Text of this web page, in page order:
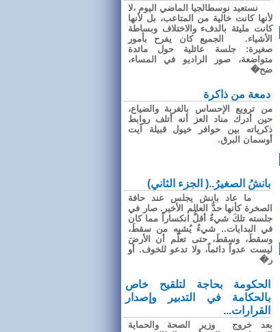
نستعيد نوسطالجيا الماضي اليوم ،لا
لأنها كانت خالية من المتاعب، بل لأنها
كانت مليئة بالدفء والاختلاف وبساطة
الأشياء. الجميع كان يفرح بأمور
صغيرة: جلسة عائلية حول مائدة
متواضعة، صور الراديو في المساء،
ضح�
دمعة من ذاكرة
من ترويع الإحساس بالغربة والضياع،
حين أدرك مناد العز أنه أتلف روابط
ذكرياته بين حوافر خيول قبيلة آيت
أوسمان البرق.
بانشُ الصغيرُ..( الجزء الثاني)
ما عاد بانش يجلس عند حافة
الصخرة كأنها حدُّ العالم الأخير. صار في
جلسته تلكَ شيءٌ أقلُّ انكساراً مما كان
في البدايات.. شيءٌ يُشبِه من سقطَ،
وسقطَ، وسقطَ، حتى تعلّم أن الأرضَ
ليست عدواً دائماً، ولا تدعو للخوف. أو
ر�
الحكومة بحاجة لتلقيح خاص
بالحكامة في التدبير وإصدار
القرارات...
بعد خروج وزير الصحة والحماية